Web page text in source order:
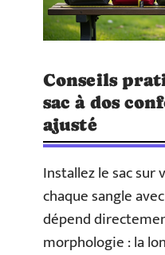
Conseils
sac à dos
ajusté
Installez le sac sur
chaque sangle
dépend
morphologie : la